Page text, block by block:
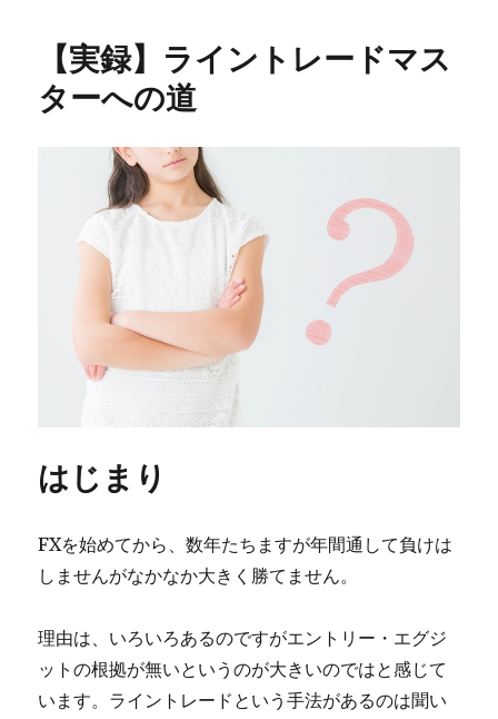
盛
り
だ
さ
ん
の
場
は
方
へ？
【実録】ライントレードマス
ターへの道
はじまり
FXを始めてから、数年たちますが年間通して負けは
しませんがなかなか大きく勝てません。
理由は、いろいろあるのですがエントリー・エグジ
ットの根拠が無いというのが大きいのではと感じて
います。ライントレードという手法があるのは聞い